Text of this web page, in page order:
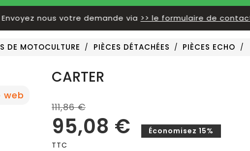
nous votre demande via>> le formulaire de contact,
DE MOTOCULTURE PIÈCES DÉTACHÉES PIÈCES ECHO
web
CARTER
111,86 €
95,08 €
Économisez 15%
TTC